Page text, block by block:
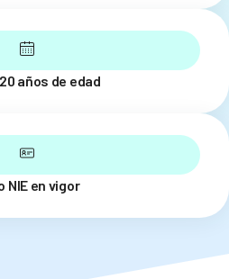
años de edad
NIE en vigor